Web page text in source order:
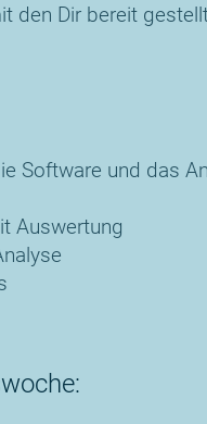
den Dir bereit
Software und das
Auswertung